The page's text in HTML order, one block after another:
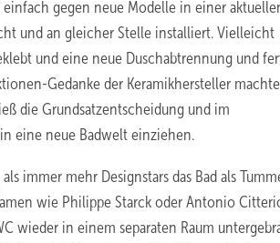
gegen neue Modelle in einer
und an gleicher Stelle installiert. Vielleicht
und eine neue Duschabtrennung und
Gedanke der Keramikhersteller
die Grundsatzentscheidung und im
eine neue Badwelt einziehen.
immer mehr Designstars das Bad als
wie Philippe Starck oder Antonio
wieder in einem separaten Raum